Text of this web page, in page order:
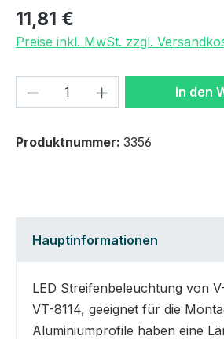
11,81 €
Preise inkl. MwSt. zzgl.
Produkt Anzahl: GibIn den
Produktnummer: 3356
Hauptinformationen
LED Streifenbeleuchtung von
VT-8114, geeignet für die
Aluminiumprofile haben eine